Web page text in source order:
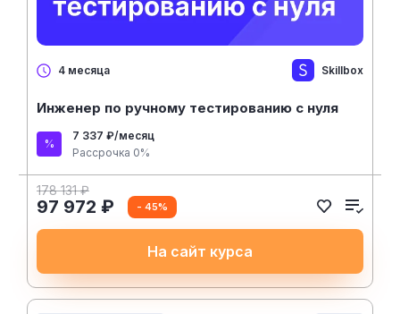
4 месяца Skillbox
Инженер по ручному тестированию с нуля
7 337 ₽/месяц
Рассрочка 0%
178 131 ₽
97 972 ₽ - 45%
На сайт курса